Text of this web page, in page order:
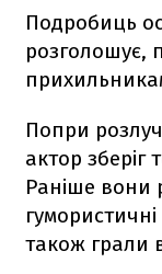
Подробиць
розголошує,
Попри
актор зберіг
Раніше вони
також грали